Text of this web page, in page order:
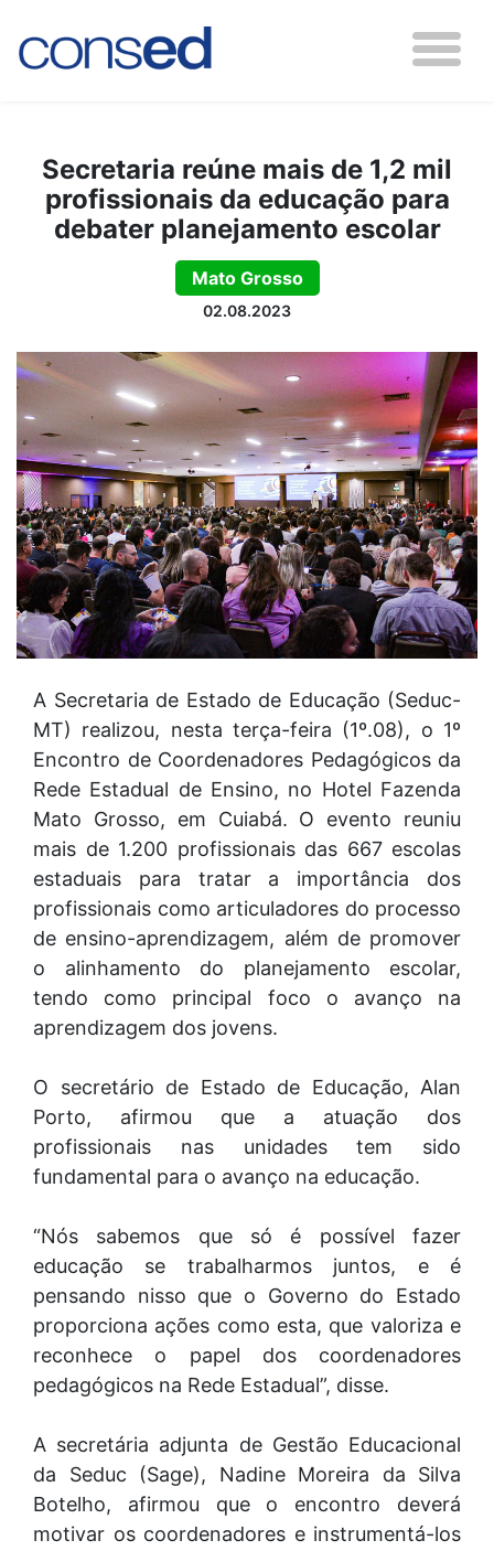
Secretaria reúne mais de 1,2 mil
profissionais da educação para
debater planejamento escolar
Mato Grosso
02.08.2023
A Secretaria de Estado de Educação (Seduc-
MT) realizou, nesta terça-feira (1º.08), o 1º
Encontro de Coordenadores Pedagógicos da
Rede Estadual de Ensino, no Hotel Fazenda
Mato Grosso, em Cuiabá. O evento reuniu
mais de 1.200 profissionais das 667 escolas
estaduais para tratar a importância dos
profissionais como articuladores do processo
de ensino-aprendizagem, além de promover
o alinhamento do planejamento escolar,
tendo como principal foco o avanço na
aprendizagem dos jovens.
O secretário de Estado de Educação, Alan
Porto, afirmou que a atuação dos
profissionais nas unidades tem sido
fundamental para o avanço na educação.
“Nós sabemos que só é possível fazer
educação se trabalharmos juntos, e é
pensando nisso que o Governo do Estado
proporciona ações como esta, que valoriza e
reconhece o papel dos coordenadores
pedagógicos na Rede Estadual”, disse.
A secretária adjunta de Gestão Educacional
da Seduc (Sage), Nadine Moreira da Silva
Botelho, afirmou que o encontro deverá
motivar os coordenadores e instrumentá-los